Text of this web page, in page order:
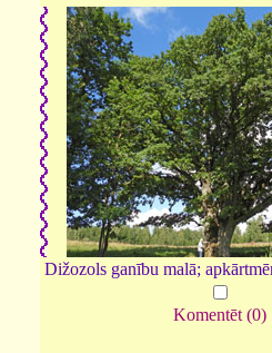
Dižozols ganību malā;
Komentēt (0)